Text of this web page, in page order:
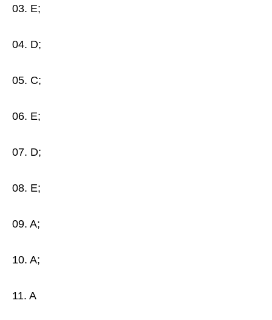
03. E;
04. D;
05. C;
06. E;
07. D;
08. E;
09. A;
10. A;
11. A